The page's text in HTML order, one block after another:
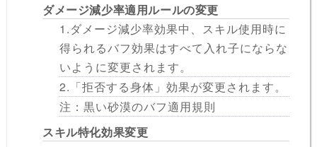
ダメージ減少率適用ルールの変更
1.ダメージ減少率効果中、スキル使用時に
得られるバフ効果はすべて入れ子にならな
いように変更されます。
2.「拒否する身体」効果が変更されます。
注：黒い砂漠のバフ適用規則
スキル特化効果変更